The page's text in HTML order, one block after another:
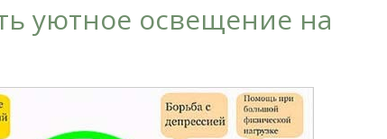
уютное освещение на